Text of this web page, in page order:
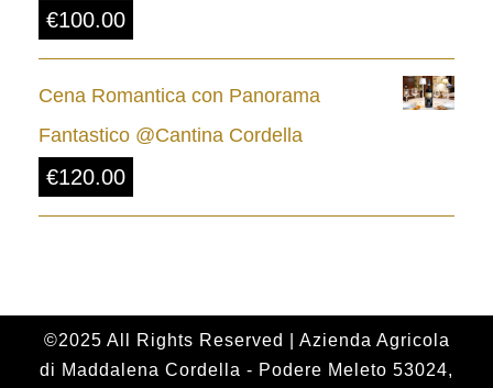
.
0
0
€
.
0
€100.00
Cena Romantica con Panorama
Fantastico @Cantina Cordella
€120.00
©2025 All Rights Reserved | Azienda Agricola
di Maddalena Cordella - Podere Meleto 53024,